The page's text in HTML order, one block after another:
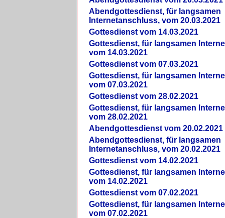
Abendgottesdienst, für langsamen
Internetanschluss, vom 20.03.2021
Gottesdienst vom 14.03.2021
Gottesdienst, für langsamen
vom 14.03.2021
Gottesdienst vom 07.03.2021
Gottesdienst, für langsamen
vom 07.03.2021
Gottesdienst vom 28.02.2021
Gottesdienst, für langsamen
vom 28.02.2021
Abendgottesdienst vom 20.02.2021
Abendgottesdienst, für langsamen
Internetanschluss, vom 20.02.2021
Gottesdienst vom 14.02.2021
Gottesdienst, für langsamen
vom 14.02.2021
Gottesdienst vom 07.02.2021
Gottesdienst, für langsamen
vom 07.02.2021